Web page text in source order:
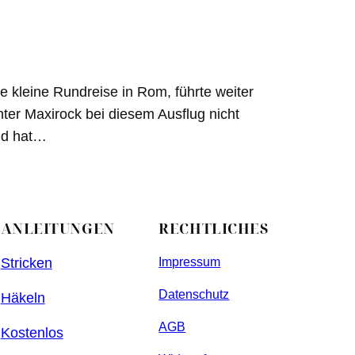
kleine Rundreise in Rom, führte weiter
Maxirock bei diesem Ausflug nicht
hat…
ANLEITUNGEN
Stricken
Häkeln
Kostenlos
RECHTLICHES
Impressum
Datenschutz
AGB